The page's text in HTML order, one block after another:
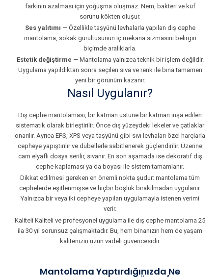
farkının azalması için yoğuşma oluşmaz. Nem, bakteri ve küf
sorunu kökten oluşur.
Ses yalıtımı — Özellikle taşyünü levhalarla yapılan dış cephe
mantolama, sokak gürültüsünün iç mekana sızmasını belirgin
biçimde aralıklarla.
Estetik değiştirme — Mantolama yalnızca teknik bir işlem değildir.
Uygulama yapıldıktan sonra seçilen sıva ve renk ile bina tamamen
yeni bir görünüm kazanır.
Nasıl Uygulanır?
Dış cephe mantolaması, bir katman üstüne bir katman inşa edilen
sistematik olarak birleştirilir. Önce dış yüzeydeki lekeler ve çatlaklar
onarılır. Ayrıca EPS, XPS veya taşyünü gibi sıvı levhaları özel harçlarla
cepheye yapıştırılır ve dübellerle sabitlenerek güçlendirilir. Üzerine
cam elyaflı dosya serilir, sıvanır. En son aşamada ise dekoratif dış
cephe kaplaması ya da boyası ile sistem tamamlanır.
Dikkat edilmesi gereken en önemli nokta şudur: mantolama tüm
cephelerde eşitlenmişse ve hiçbir boşluk bırakılmadan uygulanır.
Yalnızca bir veya iki cepheye yapılan uygulamayla istenen verimi
verir.
Kaliteli Kaliteli ve profesyonel uygulama ile dış cephe mantolama 25
ila 30 yıl sorunsuz çalışmaktadır. Bu, hem binanızın hem de yaşam
kalitenizin uzun vadeli güvencesidir.
Mantolama Yaptırdığınızda Ne